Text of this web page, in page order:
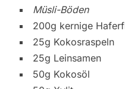
Müsli-Böden
200g kernige
25g Kokosraspeln
25g Leinsamen
50g Kokosöl